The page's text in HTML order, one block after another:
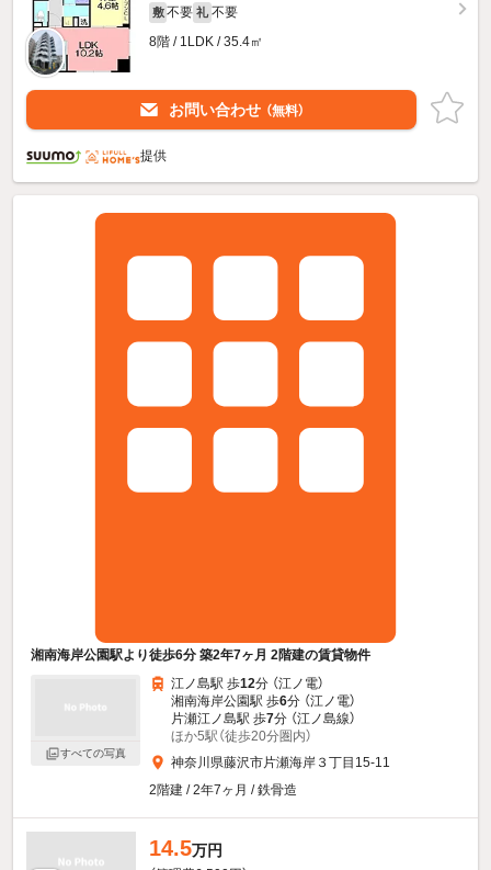
敷 不要 礼 不要
8階 / 1LDK / 35.4㎡
お問い合わせ （無料）
提供
湘南海岸公園駅より徒歩6分 築2年7ヶ月 2階建の賃貸物件
すべての写真
江ノ島駅 歩12分 （江ノ電）
湘南海岸公園駅 歩6分 （江ノ電）
片瀬江ノ島駅 歩7分 （江ノ島線）
ほか5駅（徒歩20分圏内）
神奈川県藤沢市片瀬海岸３丁目15-11
2階建 / 2年7ヶ月 / 鉄骨造
14.5万円